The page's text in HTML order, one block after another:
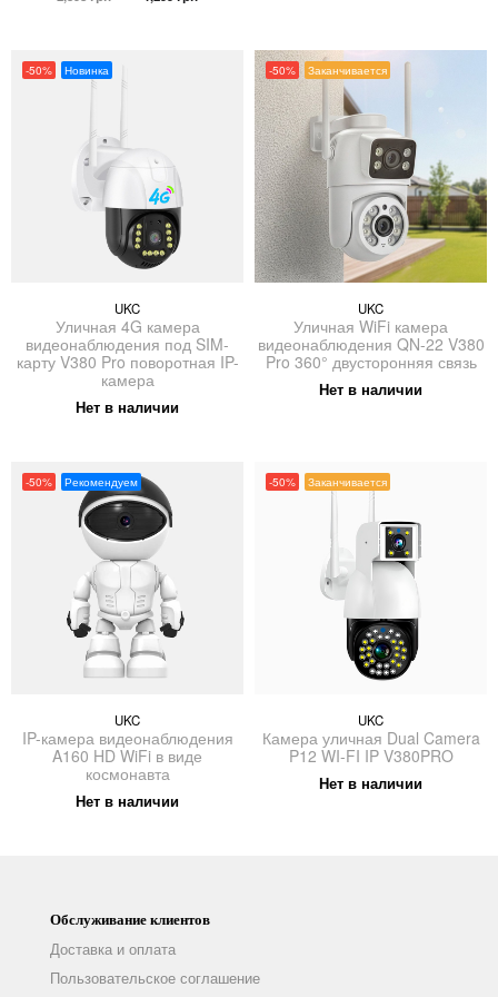
цена
-50% Новинка
UKC
Уличная 4G камера
видеонаблюдения под SIM-
карту V380 Pro поворотная IP-
камера
Нет в наличии
-50% Заканчивается
UKC
Уличная WiFi камера
видеонаблюдения QN-22 V380
Pro 360° двусторонняя связь
Нет в наличии
-50% Рекомендуем
UKC
IP-камера видеонаблюдения
A160 HD WiFi в виде
космонавта
Нет в наличии
-50% Заканчивается
UKC
Камера уличная Dual Camera
P12 WI-FI IP V380PRO
Нет в наличии
Обслуживание клиентов
Доставка и оплата
Пользовательское соглашение